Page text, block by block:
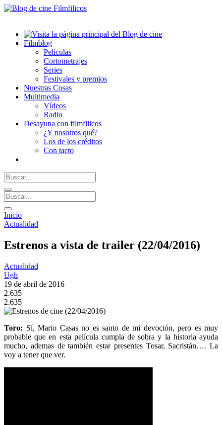
Filmblog
Películas
Cortometrajes
Series
Festivales y premios
Nuestras Cosas
Multimedia
Vídeos
Radio
Desayuna con filmfilicos
¿Y nosotros qué?
Los de los créditos
Con tacto
Inicio
Actualidad
Estrenos a vista de trailer (22/04/2016)
Actualidad
Ugh
19 de abril de 2016
2.635
2.635
Toro: Sí, Mario Casas no es santo de mi devoción, pero es muy
probable que en esta película cumpla de sobra y la historia ayuda
mucho, ademas de también estar presentes Tosar, Sacristán…. La
voy a tener que ver.